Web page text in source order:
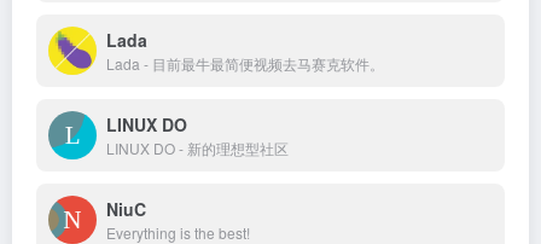
Lada
Lada - 目前最牛最简便视频去马赛克软件。
LINUX DO
LINUX DO - 新的理想型社区
NiuC
Everything is the best!